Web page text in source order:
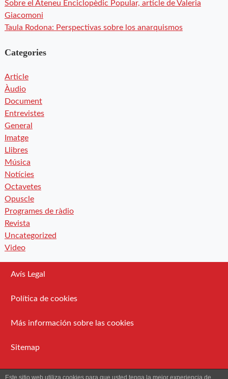
Sobre el Ateneu Enciclopèdic Popular, article de Valeria
Giacomoni
Taula Rodona: Perspectivas sobre los anarquismos
Categories
Article
Àudio
Document
Entrevistes
General
Imatge
Llibres
Música
Notícies
Octavetes
Opuscle
Programes de ràdio
Revista
Uncategorized
Video
Avís Legal
Política de cookies
Más información sobre las cookies
Sitemap
Administració
Este sitio web utiliza cookies para que usted tenga la mejor experiencia de